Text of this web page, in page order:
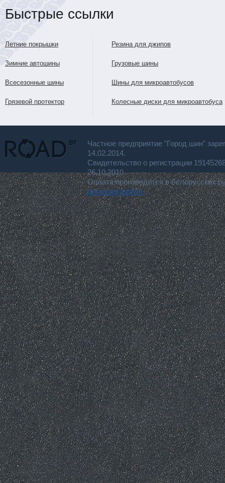
Быстрые ссылки
Летние покрышки
Зимние автошины
Всесезонные шины
Грязевой протектор
Резина для джипов
Грузовые шины
Шины для микроавтобусов
Колесные диски для микроавтобуса
Частное предприятие "Город шин"
14.02.2014.
Свидетельство о регистрации
26.10.2010.
Оплата производится в белорусских
для покупателя.